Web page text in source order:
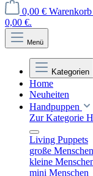
0,00 €
0,00 €.
Menü
Kategorien
Home
Neuheiten
Handpuppen
Zur Kategorie
Living Puppets
große Menschen
kleine
mini Menschen